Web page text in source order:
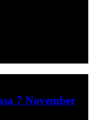
7 November